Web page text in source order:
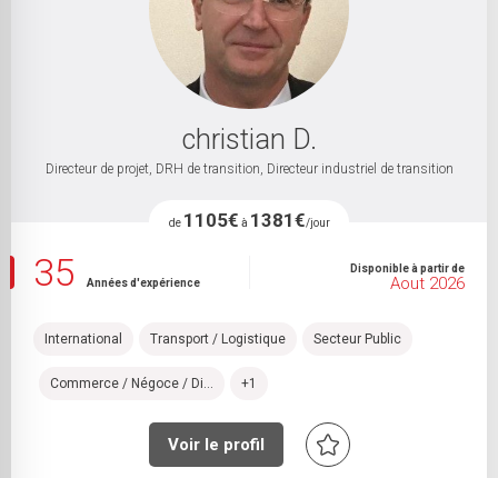
christian D.
Directeur de projet, DRH de transition, Directeur industriel de transition
de 1105€ à 1381€/jour
35 Années d'expérience
Disponible à partir de
Aout 2026
International Transport / Logistique Secteur Public
Commerce / Négoce / Di... +1
Voir le profil